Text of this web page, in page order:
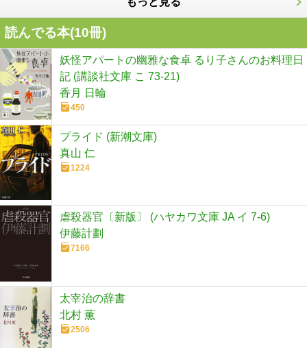
読んでる本(10冊)
妖怪アパートの幽雅な食卓 るり子さんのお料理日
記 (講談社文庫 こ 73-21)
香月 日輪
450
プライド (新潮文庫)
真山 仁
1224
虐殺器官〔新版〕 (ハヤカワ文庫 JA イ 7-6)
伊藤計劃
7166
太宰治の辞書
北村 薫
2506